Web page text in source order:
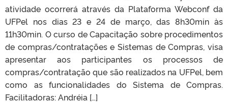
atividade ocorrerá através da Plataforma Webconf da
UFPel nos dias 23 e 24 de março, das 8h30min às
11h30min. O curso de Capacitação sobre procedimentos
de compras/contratações e Sistemas de Compras, visa
apresentar aos participantes os processos de
compras/contratação que são realizados na UFPel, bem
como as funcionalidades do Sistema de Compras.
Facilitadoras: Andréia […]